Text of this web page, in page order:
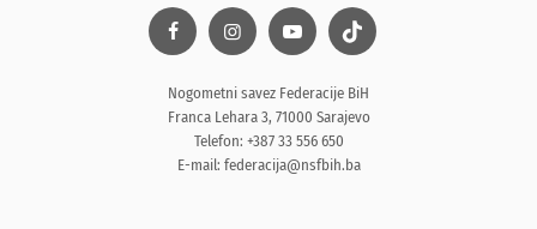
Nogometni savez Federacije BiH
Franca Lehara 3, 71000 Sarajevo
Telefon: +387 33 556 650
E-mail: federacija@nsfbih.ba